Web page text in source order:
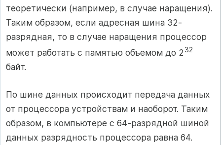
теоретически (например, в случае наращения).
Таким образом, если адресная шина 32-
разрядная, то в случае наращения процессор
может работать с памятью объемом до 232
байт.
По шине данных происходит передача данных
от процессора устройствам и наоборот. Таким
образом, в компьютере с 64-разрядной шиной
данных разрядность процессора равна 64.